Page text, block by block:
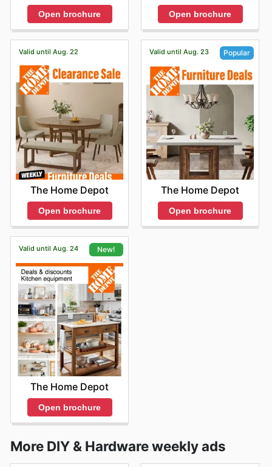
Open brochure Open brochure
Valid until Aug. 22
The Home Depot
Open brochure
Valid until Aug. 23 Popular
The Home Depot
Open brochure
Valid until Aug. 24 New!
The Home Depot
Open brochure
More DIY & Hardware weekly ads